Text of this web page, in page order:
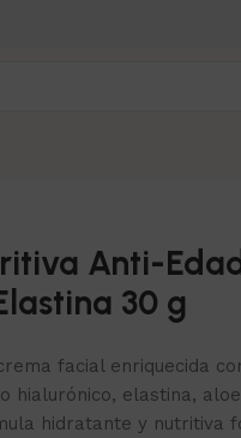
Anti-Edad
30 g
facial enriquecida
hialurónico, elastina,
hidratante y nutritiva